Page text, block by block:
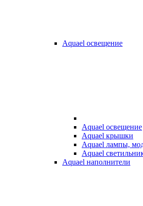
Aquael освещение
Aquael освещение
Aquael крышки
Aquael лампы,
Aquael
Aquael наполнители